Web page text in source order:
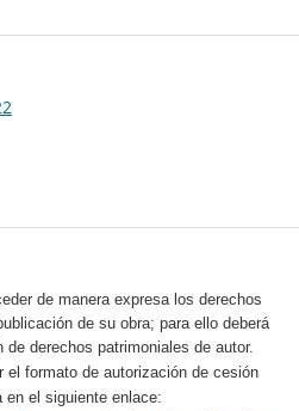
de manera expresa los derechos
de su obra; para ello deberá
derechos patrimoniales de autor.
el formato de autorización de cesión
en el siguiente enlace: